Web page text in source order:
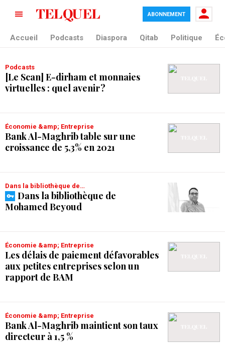
tag blade
ABONNEMENT
Accueil Podcasts Diaspora Qitab Politique
Podcasts
[Le Scan] E-dirham et monnaies
virtuelles : quel avenir ?
Économie &amp; Entreprise
Bank Al-Maghrib table sur une
croissance de 5,3% en 2021
Dans la bibliothèque de…
Dans la bibliothèque de
Mohamed Beyoud
Économie &amp; Entreprise
Les délais de paiement défavorables
aux petites entreprises selon un
rapport de BAM
Économie &amp; Entreprise
Bank Al-Maghrib maintient son taux
directeur à 1,5 %